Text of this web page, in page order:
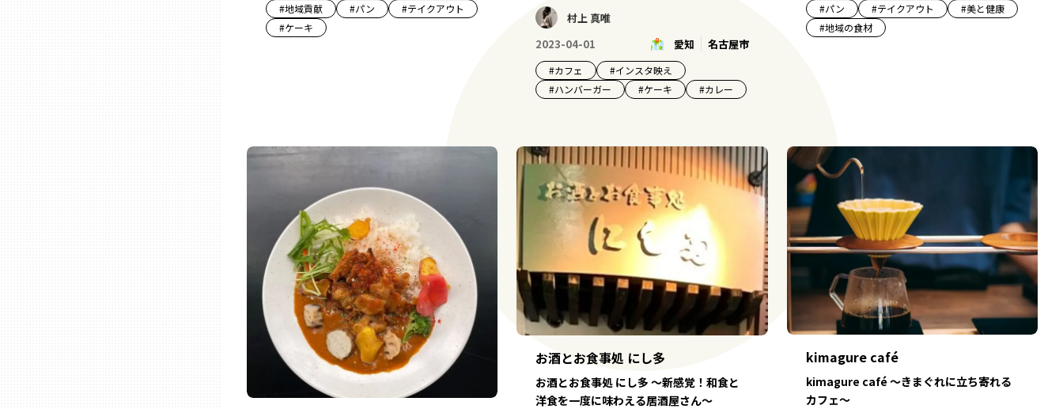
#地域貢献 #パン #テイクアウト
#ケーキ
村上 真唯
2023-04-01
愛知 名古屋市
#カフェ #インスタ映え
#ハンバーガー #ケーキ #カレー
#パン #テイクアウト #美と健康
#地域の食材
お酒とお食事処 にし多
お酒とお食事処 にし多 〜新感覚！和食と
洋食を一度に味わえる居酒屋さん～
kimagure café
kimagure café ～きまぐれに立ち寄れる
カフェ～